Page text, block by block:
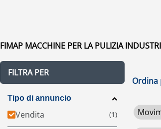
FIMAP MACCHINE PER LA PULIZIA
FILTRA PER
Tipo di annuncio
Vendita
Ordina